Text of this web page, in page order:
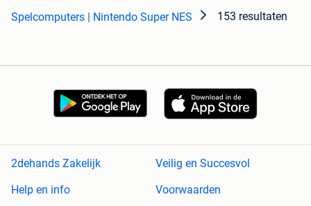
Spelcomputers | Nintendo Super NES 153 resultaten
2dehands Zakelijk
Veilig en Succesvol
Help en info
Voorwaarden